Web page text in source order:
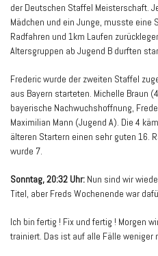
der Deutschen Staffel Meisterschaft.
Mädchen und ein Junge, musste eine
Radfahren und 1km Laufen
Altersgruppen ab Jugend B durften
Frederic wurde der zweiten Staffel
aus Bayern starteten. Michelle Braun
bayerische Nachwuchshoffnung,
Maximilian Mann (Jugend A). Die 4
älteren Startern einen sehr guten 16.
wurde 7.
Sonntag, 20:32 Uhr: Nun sind wir
Titel, aber Freds Wochenende war
Ich bin fertig ! Fix und fertig ! Morgen
trainiert. Das ist auf alle Fälle weniger